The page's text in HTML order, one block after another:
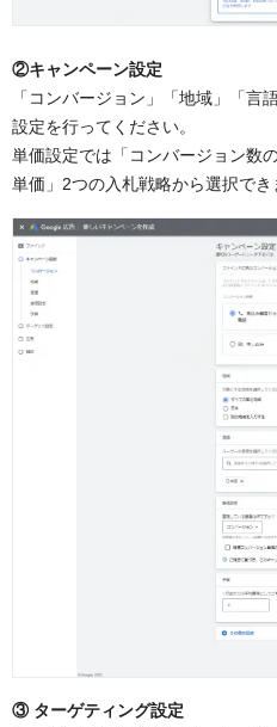
②キャンペーン設定
「コンバージョン」「地域」「言
設定を行ってください。
単価設定では「コンバージョン数
単価」2つの入札戦略から選択でき
③ ターゲティング設定